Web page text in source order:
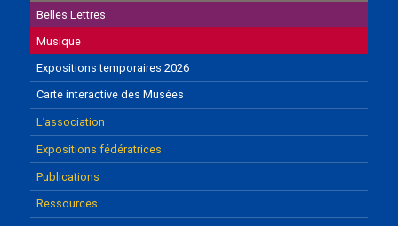
Belles Lettres
Musique
Expositions temporaires 2026
Carte interactive des Musées
L’association
Expositions fédératrices
Publications
Ressources